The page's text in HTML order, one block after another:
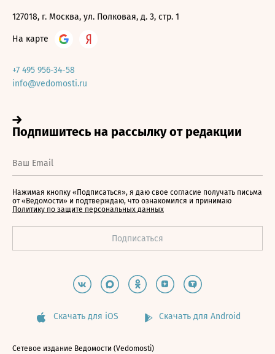
127018, г. Москва, ул. Полковая, д. 3, стр. 1
На карте
+7 495 956-34-58
info@vedomosti.ru
Нажимая кнопку «Подписаться», я даю свое согласие получать письма
от «Ведомости» и подтверждаю, что ознакомился и принимаю
Политику по защите персональных данных
Скачать для iOS Скачать для Android
Сетевое издание Ведомости (Vedomosti)